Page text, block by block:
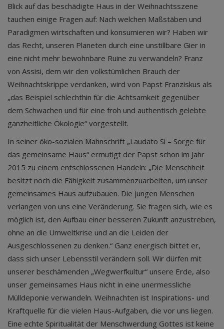
Blick auf das beschädigte Haus in der Weihnachtsszene
tauchen einige Fragen auf: Nach welchen Maßstäben und
Paradigmen wirtschaften und konsumieren wir? Haben wir
das Recht, unseren Planeten durch eine unstillbare Gier in
eine nicht mehr bewohnbare Ruine zu verwandeln? Franz
von Assisi, dem wir den volkstümlichen Brauch der
Weihnachtskrippe verdanken, wird von Papst Franziskus als
„das Beispiel schlechthin für die Achtsamkeit gegenüber
dem Schwachen und für eine froh und authentisch gelebte
ganzheitliche Ökologie“ vorgestellt.
In seiner öko-sozialen Mahnschrift „Laudato Si – Sorge für
das gemeinsame Haus“ ermutigt der Papst schon im Jahr
2015 zu einem entschlossenen Handeln: „Die Menschheit
besitzt noch die Fähigkeit zusammenzuarbeiten, um unser
gemeinsames Haus aufzubauen. Die jungen Menschen
verlangen von uns eine Veränderung. Sie fragen sich, wie es
möglich ist, den Aufbau einer besseren Zukunft anzustreben,
ohne an die Umweltkrise und an die Leiden der
Ausgeschlossenen zu denken.“ Ganz energisch bittet er,
dass sich unser Lebensstil verändern soll. Wir dürfen mit
unserer beschämenden „Wegwerfkultur“ unsere Erde, also
unser gemeinsames Haus nicht in eine unermessliche
Mülldeponie verwandeln. Weihnachten ist Inspirations- und
Kraftquelle für die vielen Haus-Aufgaben, die vor uns liegen.
Eine echte Spiritualität der Menschwerdung Gottes ist keine